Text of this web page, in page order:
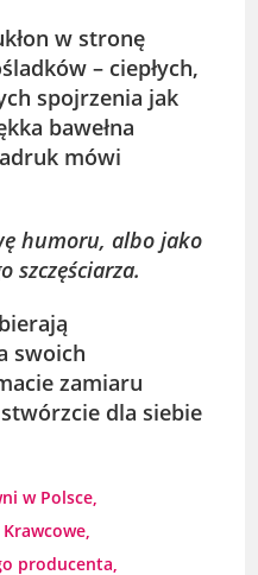
w stronę
– ciepłych,
spojrzenia jak
bawełna
mówi
humoru, albo jako
szczęściarza.
swoich
zamiaru
dla siebie
w Polsce,
producenta,